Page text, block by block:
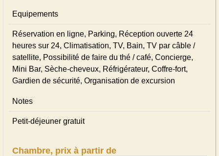
Equipements
Réservation en ligne, Parking, Réception ouverte 24
heures sur 24, Climatisation, TV, Bain, TV par câble /
satellite, Possibilité de faire du thé / café, Concierge,
Mini Bar, Sèche-cheveux, Réfrigérateur, Coffre-fort,
Gardien de sécurité, Organisation de excursion
Notes
Petit-déjeuner gratuit
Chambre, prix à partir de